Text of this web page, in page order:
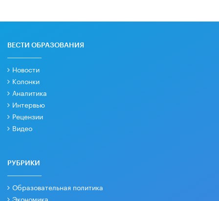
ВЕСТИ ОБРАЗОВАНИЯ
Новости
Колонки
Аналитика
Интервью
Рецензии
Видео
РУБРИКИ
Образовательная политика
Экономика